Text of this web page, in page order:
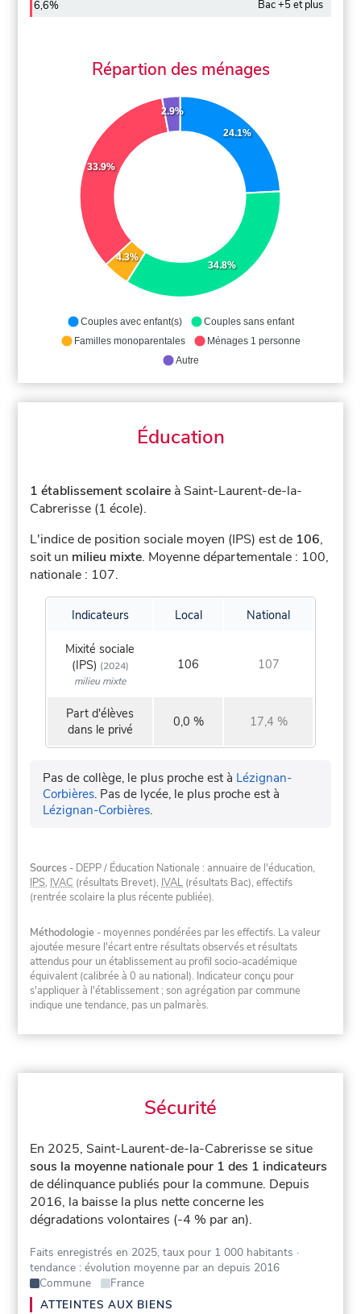
6,6% Bac +5 et plus
Répartion des ménages
24.1%
34.8%
4.3%
33.9%
2.9%
Couples avec enfant(s)
Couples sans enfant
Familles monoparentales
Ménages 1 personne
Autre
Éducation
1 établissement scolaire à Saint-Laurent-de-la-
Cabrerisse (1 école).
L'indice de position sociale moyen (IPS) est de 106,
soit un milieu mixte. Moyenne départementale : 100,
nationale : 107.
Indicateurs Local National
Mixité sociale
(IPS) (2024)
milieu mixte
106 107
Part d'élèves
dans le privé
0,0 % 17,4 %
Pas de collège, le plus proche est à Lézignan-
Corbières. Pas de lycée, le plus proche est à
Lézignan-Corbières.
Sources - DEPP / Éducation Nationale : annuaire de l'éducation,
IPS, IVAC (résultats Brevet), IVAL (résultats Bac), effectifs
(rentrée scolaire la plus récente publiée).
Méthodologie - moyennes pondérées par les effectifs. La valeur
ajoutée mesure l'écart entre résultats observés et résultats
attendus pour un établissement au profil socio-académique
équivalent (calibrée à 0 au national). Indicateur conçu pour
s'appliquer à l'établissement ; son agrégation par commune
indique une tendance, pas un palmarès.
Sécurité
En 2025, Saint-Laurent-de-la-Cabrerisse se situe
sous la moyenne nationale pour 1 des 1 indicateurs
de délinquance publiés pour la commune. Depuis
2016, la baisse la plus nette concerne les
dégradations volontaires (-4 % par an).
Faits enregistrés en 2025, taux pour 1 000 habitants ·
tendance : évolution moyenne par an depuis 2016
Commune
France
ATTEINTES AUX BIENS